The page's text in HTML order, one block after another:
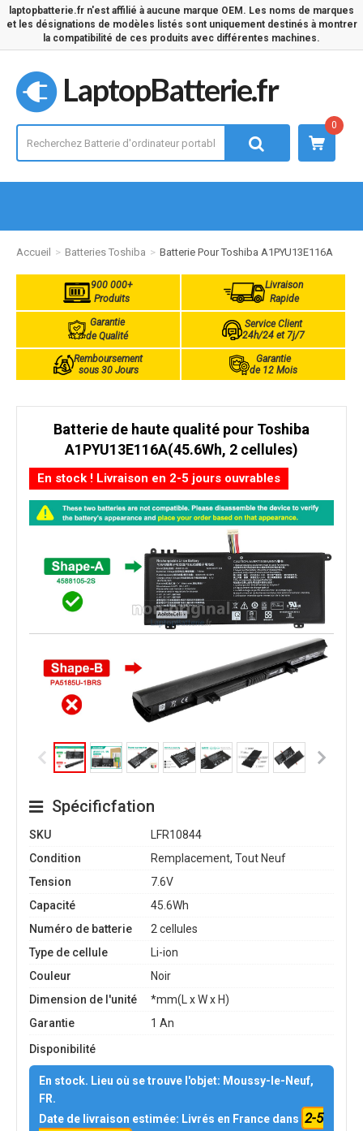
laptopbatterie.fr n'est affilié à aucune marque OEM. Les noms de marques
et les désignations de modèles listés sont uniquement destinés à montrer
la compatibilité de ces produits avec différentes machines.
LaptopBatterie.fr
0
Accueil Batteries Toshiba Batterie Pour Toshiba A1PYU13E116A
900 000+
Produits
Livraison
Rapide
Garantie
de Qualité
Service Client
24h/24 et 7j/7
Remboursement
sous 30 Jours
Garantie
de 12 Mois
Batterie de haute qualité pour Toshiba
A1PYU13E116A(45.6Wh, 2 cellules)
En stock ! Livraison en 2-5 jours ouvrables
Spécificfation
SKU
LFR10844
Condition
Remplacement, Tout Neuf
Tension
7.6V
Capacité
45.6Wh
Numéro de batterie
2 cellules
Type de cellule
Li-ion
Couleur
Noir
Dimension de l'unité
*mm(L x W x H)
Garantie
1 An
Disponibilité
En stock. Lieu où se trouve l'objet: Moussy-le-Neuf,
FR.
Date de livraison estimée: Livrés en France dans 2-5